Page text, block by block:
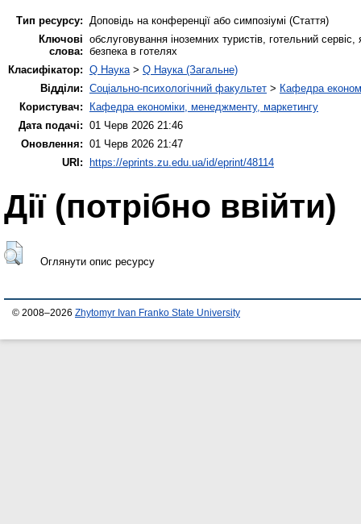
Тип ресурсу:
Доповідь на конференції або симпозіумі (Стаття)
Ключові
слова:
обслуговування іноземних туристів, готельний
безпека в готелях
Класифікатор: Q Наука > Q Наука (Загальне)
Відділи: Соціально-психологічний факультет > Кафедра
Користувач:
Кафедра економіки, менеджменту, маркетингу
Дата подачі: 01 Черв 2026 21:46
Оновлення: 01 Черв 2026 21:47
URI: https://eprints.zu.edu.ua/id/eprint/48114
Дії ​​(потрібно ввійти)
Оглянути опис ресурсу
© 2008–2026 Zhytomyr Ivan Franko State University